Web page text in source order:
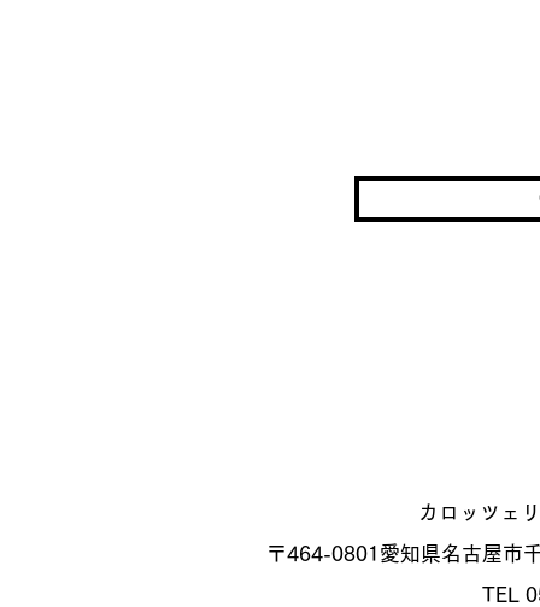
カロッツェ
〒464-0801 愛知県名古屋市
TEL